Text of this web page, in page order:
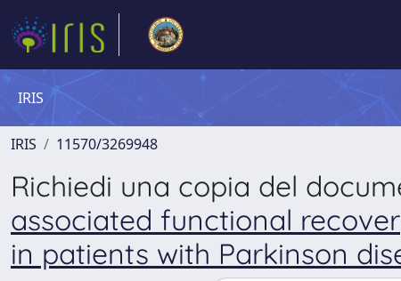
IRIS
IRIS 11570/3269948
Richiedi una copia del
associated functional
in patients with Parkinson